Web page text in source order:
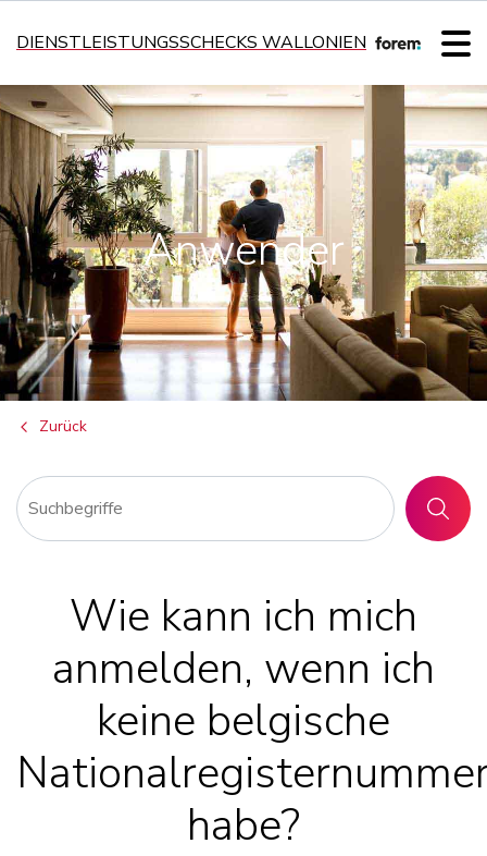
DIENSTLEISTUNGSSCHECKS WALLONIEN
Anwender
Zurück
SUCHEN
Wie kann ich mich
anmelden, wenn ich
keine belgische
habe?